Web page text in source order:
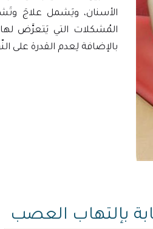
الأسنان، ويَشمل علاجَ
المُشكلات التي يَتعرَّض لها
بالإضافة لِعدم القدرة على
بإلتهاب العصب